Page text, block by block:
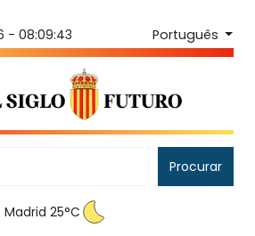
- 08:09:43 Português
Procurar
Madrid 25°C